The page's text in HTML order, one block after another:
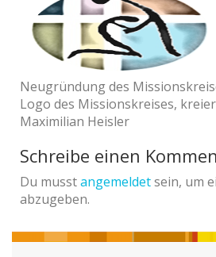
Neugründung des
Logo des Missionskreises,
Maximilian Heisler
Schreibe einen
Du musstangemeldetsein, um
abzugeben.